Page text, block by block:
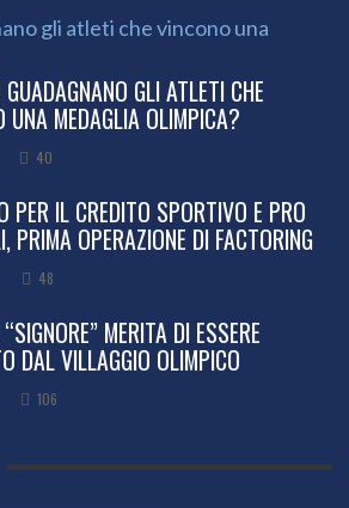
GLI ATLETI CHE
UNA MEDAGLIA OLIMPICA?
40
PER IL CREDITO SPORTIVO E PRO
PRIMA OPERAZIONE DI FACTORING
48
MERITA DI ESSERE
DAL VILLAGGIO OLIMPICO
106